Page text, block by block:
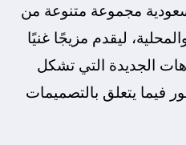
مجموعة متنوعة من
ليقدم مزيجًا غنيًا
الجديدة التي تشكل
فيما يتعلق بالتصميمات